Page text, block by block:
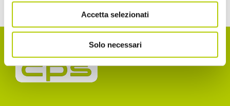
Accetta selezionati
Solo necessari